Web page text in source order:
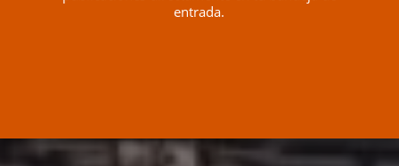
PORRAMÓN J. 07/08/2026
entrada.